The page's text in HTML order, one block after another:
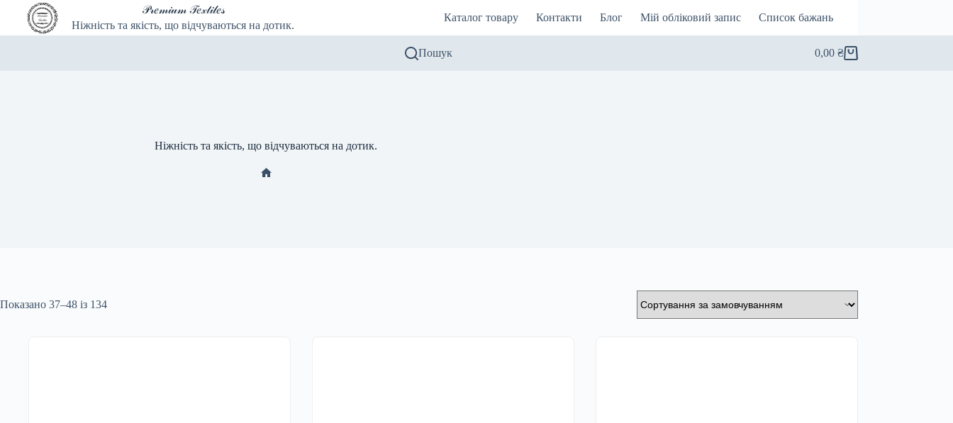
Перейти
𝒫𝓇𝑒𝓂𝒾𝓊𝓂 𝒯𝑒𝓍𝓉𝒾𝓁𝑒𝓈
Ніжність та якість, що відчуваються на дотик.
Каталог товару Контакти Блог Мій обліковий запис Список бажань
Пошук Кошик
0,00 ₴
Ніжність та якість, що відчуваються на дотик.
Головна
Показано 37–48 із 134